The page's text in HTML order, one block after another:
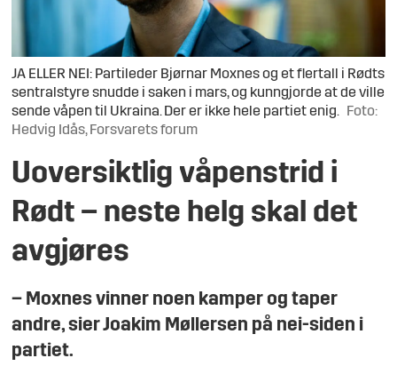
JA ELLER NEI: Partileder Bjørnar Moxnes og et flertall i Rødts
sentralstyre snudde i saken i mars, og kunngjorde at de ville
sende våpen til Ukraina. Der er ikke hele partiet enig.
Foto:
Hedvig Idås, Forsvarets forum
Uoversiktlig våpenstrid i
Rødt – neste helg skal det
avgjøres
– Moxnes vinner noen kamper og taper
andre, sier Joakim Møllersen på nei-siden i
partiet.